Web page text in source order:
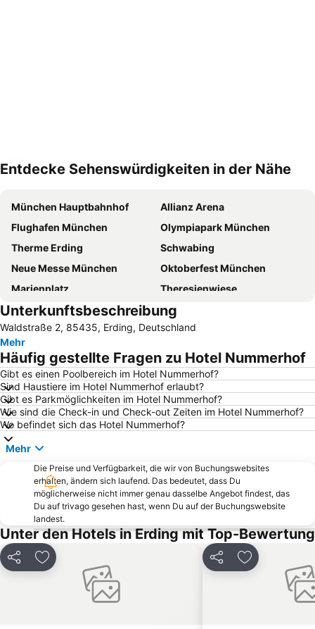
Entdecke Sehenswürdigkeiten in der Nähe
München Hauptbahnhof
Allianz Arena
Flughafen München
Olympiapark München
Therme Erding
Schwabing
Neue Messe München
Oktoberfest München
Marienplatz
Theresienwiese
Olympiahalle München
Klinikum Großhadern Metro Station
Bahnhof München Ost
Bogenhausen
Pasing-Obermenzing
Viktualienmarkt
Sendling-Westpark
U-Bahn
Altstadt-Lehel
BMW Park
Sendlinger Tor
Tierpark Hellabrunn
Trudering-Riem
Aubing-Lochhausen-Langwied
Au-Haidhausen
Englischer Garten
Maxvorstadt
Neuhausen-Nymphenburg
Deutsches Theater München
Karlsplatz - Stachus
Bavaria Filmstadt
Deutsches Museum
Moosach
Berg am Laim
Garching-Hochbrück Metro Station
Unterkunftsbeschreibung
Waldstraße 2, 85435, Erding, Deutschland
Mehr
Häufig gestellte Fragen zu Hotel Nummerhof
Gibt es einen Poolbereich im Hotel Nummerhof?
Sind Haustiere im Hotel Nummerhof erlaubt?
Gibt es Parkmöglichkeiten im Hotel Nummerhof?
Wie sind die Check-in und Check-out Zeiten im Hotel Nummerhof?
Wo befindet sich das Hotel Nummerhof?
Mehr
Die Preise und Verfügbarkeit, die wir von Buchungswebsites
erhalten, ändern sich laufend. Das bedeutet, dass Du
möglicherweise nicht immer genau dasselbe Angebot findest, das
Du auf trivago gesehen hast, wenn Du auf der Buchungswebsite
landest.
Unter den Hotels in Erding mit Top-Bewertung
Teilen Zu Favoriten hinzufügen Teilen Zu Favoriten